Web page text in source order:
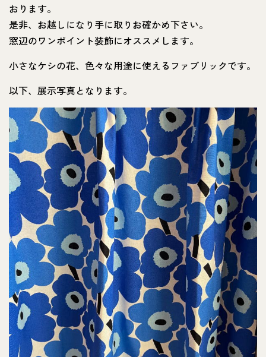
おります。
是非、お越しになり手に取りお確かめ下さい。
窓辺のワンポイント装飾にオススメします。
小さなケシの花、色々な用途に使えるファブリックです。
以下、展示写真となります。